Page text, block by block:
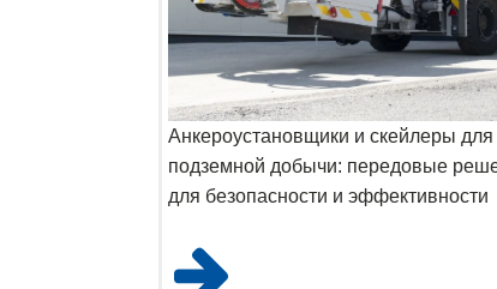
Анкероустановщики и скейлеры для
подземной добычи: передовые
для безопасности и эффективности